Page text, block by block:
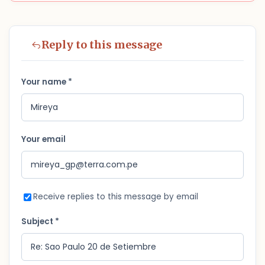
Reply to this message
Your name *
Your email
Receive replies to this message by email
Subject *